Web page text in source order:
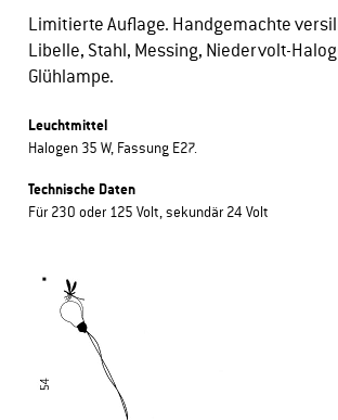
Limitierte Auflage. Handgemachte
Libelle, Stahl, Messing, Niedervolt-
Glühlampe.
Leuchtmittel
Halogen 35 W, Fassung E27.
Technische Daten
Für 230 oder 125 Volt, sekundär 24 Volt